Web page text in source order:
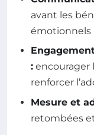
avant les
émotionnels
: encourager
renforcer
Mesure et
retombées